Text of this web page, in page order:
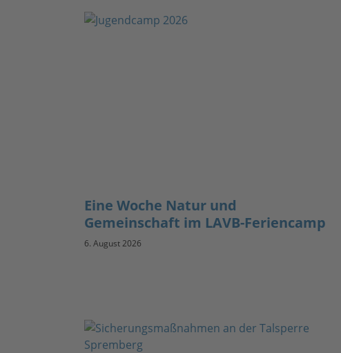
Eine Woche Natur und
Gemeinschaft im LAVB-Feriencamp
6. August 2026